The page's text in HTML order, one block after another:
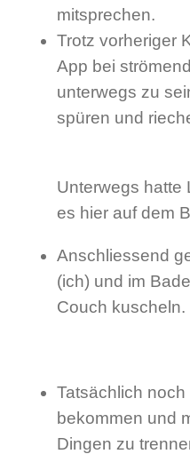
mitsprechen.
Trotz vorheriger
App bei
unterwegs zu
spüren und
Unterwegs hatte
es hier auf dem
Anschliessend
(ich) und im
Couch kuscheln.
Tatsächlich
bekommen und
Dingen zu